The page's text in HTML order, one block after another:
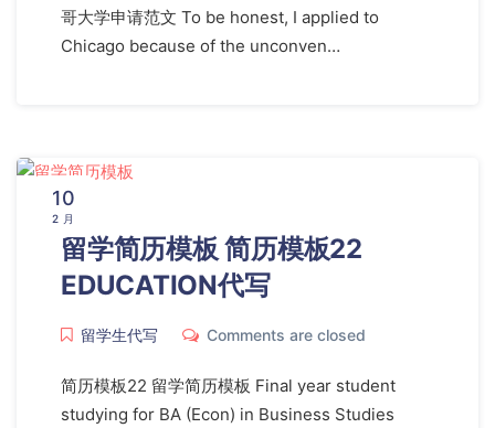
哥大学申请范文 To be honest, I applied to
Chicago because of the unconven…
10
2 月
留学简历模板 简历模板22
EDUCATION代写
留学生代写 Comments are closed
简历模板22 留学简历模板 Final year student
studying for BA (Econ) in Business Studies